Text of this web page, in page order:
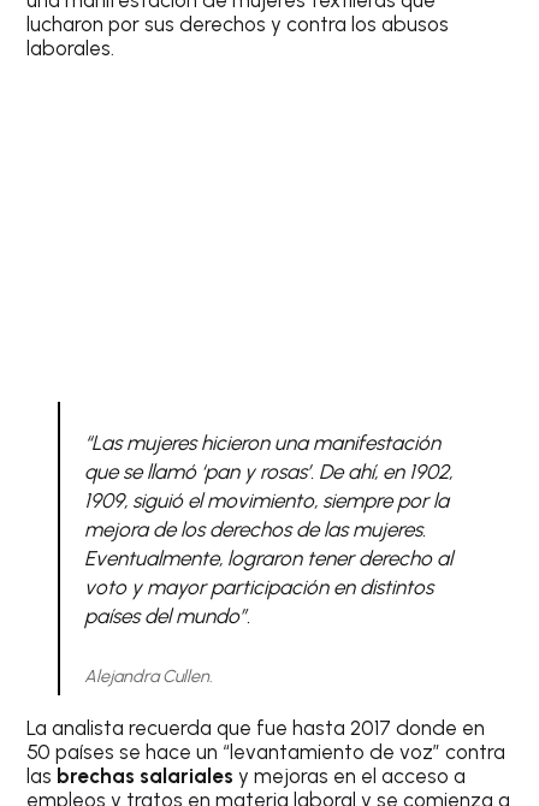
lucharon por sus derechos y contra los abusos
laborales.
“Las mujeres hicieron una manifestación
que se llamó ‘pan y rosas’. De ahí, en 1902,
1909, siguió el movimiento, siempre por la
mejora de los derechos de las mujeres.
Eventualmente, lograron tener derecho al
voto y mayor participación en distintos
países del mundo”.
Alejandra Cullen.
La analista recuerda que fue hasta 2017 donde en
50 países se hace un “levantamiento de voz” contra
las brechas salariales y mejoras en el acceso a
empleos y tratos en materia laboral y se comienza a